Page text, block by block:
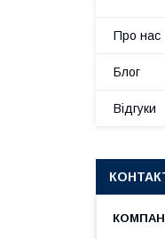
Про нас
Блог
Відгуки